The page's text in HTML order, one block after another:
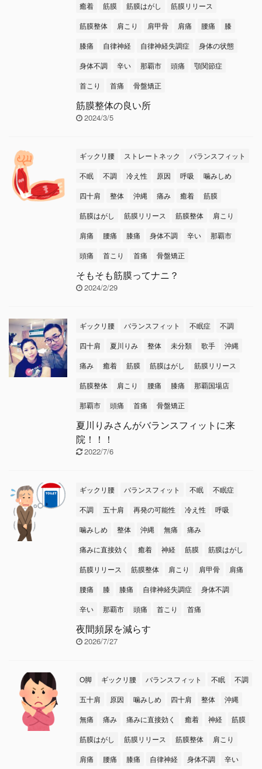
癒着
筋膜 筋膜はがし
筋膜リリース
筋膜整体
肩こり 肩甲骨 肩痛 腰痛
膝
膝痛
自律神経 自律神経失調症
身体の状態
身体不調
辛い 那覇市 頭痛
顎関節症
首こり
首痛 骨盤矯正
筋膜整体の良い所
2024/3/5
ギックリ腰 ストレートネック
バランスフィット
不眠
不調 冷え性 原因 呼吸
噛みしめ
四十肩
整体 沖縄 痛み 癒着
筋膜
筋膜はがし
筋膜リリース 筋膜整体
肩こり
肩痛
腰痛 膝痛 身体不調 辛い
那覇市
頭痛
首こり 首痛 骨盤矯正
そもそも筋膜ってナニ？
2024/2/29
ギックリ腰 バランスフィット 不眠症
不調
四十肩
夏川りみ 整体 未分類 歌手
沖縄
痛み
癒着 筋膜 筋膜はがし
筋膜リリース
筋膜整体
肩こり 腰痛 膝痛
那覇国場店
那覇市
頭痛 首痛 骨盤矯正
夏川りみさんがバランスフィットに来
院！！！
2022/7/6
ギックリ腰 バランスフィット 不眠
不眠症
不調
五十肩 再発の可能性 冷え性
呼吸
噛みしめ
整体 沖縄 無痛
痛み
痛みに直接効く
癒着 神経 筋膜
筋膜はがし
筋膜リリース
筋膜整体 肩こり 肩甲骨
肩痛
腰痛
膝 膝痛 自律神経失調症
身体不調
辛い
那覇市 頭痛 首こり 首痛
夜間頻尿を減らす
2026/7/27
O脚 ギックリ腰 バランスフィット 不眠
不調
五十肩
原因 噛みしめ 四十肩 整体
沖縄
無痛
痛み 痛みに直接効く 癒着 神経
筋膜
筋膜はがし
筋膜リリース 筋膜整体
肩こり
肩痛
腰痛 膝痛 自律神経 身体不調
辛い